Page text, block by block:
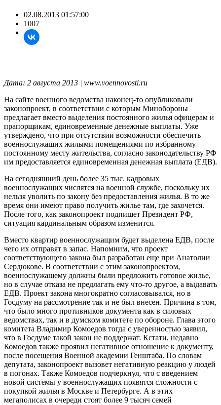
02.08.2013 01:57:00
1007
Дата: 2 августа 2013 | www.voennovosti.ru
На сайте военного ведомства наконец-то опубликовали
законопроект, в соответствии с которым Минобороны
предлагает вместо выделения постоянного жилья офицерам и
прапорщикам, единовременные денежные выплаты. Уже
утверждено, что при отсутствии возможности обеспечить
военнослужащих жилыми помещениями по избранному
постоянному месту жительства, согласно законодательству РФ
им предоставляется единовременная денежная выплата (ЕДВ).
На сегодняшний день более 35 тыс. кадровых
военнослужащих числятся на военной службе, поскольку их
нельзя уволить по закону без предоставления жилья. В то же
время они имеют право получить жилье там, где захочется.
После того, как законопроект подпишет Президент РФ,
ситуация кардинальным образом изменится.
Вместо квартир военнослужащим будет выделена ЕДВ, после
чего их отправят в запас. Напомним, что проект
соответствующего закона был разработан еще при Анатолии
Сердюкове. В соответствии с этим законопроектом,
военнослужащему должны были предложить готовое жилье,
но в случае отказа не предлагать ему что-то другое, а выдавать
ЕДВ. Проект закона многократно согласовывался, но в
Госдуму на рассмотрение так и не был внесен. Причина в том,
что было много противников документа как в силовых
ведомствах, так и в думском комитете по обороне. Глава этого
комитета Владимир Комоедов тогда с уверенностью заявил,
что в Госдуме такой закон не поддержат. Кстати, недавно
Комоедов также проявил негативное отношение к документу,
после посещения Военной академии Генштаба. По словам
депутата, законопроект вызовет негативную реакцию у людей
в погонах. Также Комоедов подчеркнул, что с введением
новой системы у военнослужащих появятся сложности с
покупкой жилья в Москве и Петербурге. А в этих
мегаполисах в очереди стоят более 9 тысяч семей